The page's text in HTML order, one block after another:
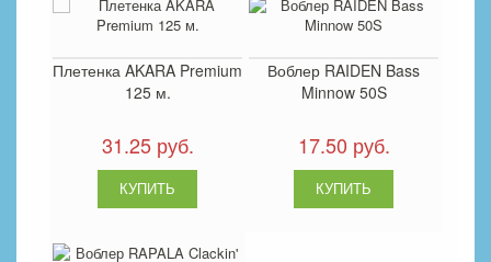
Плетенка AKARA Premium
125 м.
31.25 руб.
Воблер RAIDEN Bass
Minnow 50S
17.50 руб.